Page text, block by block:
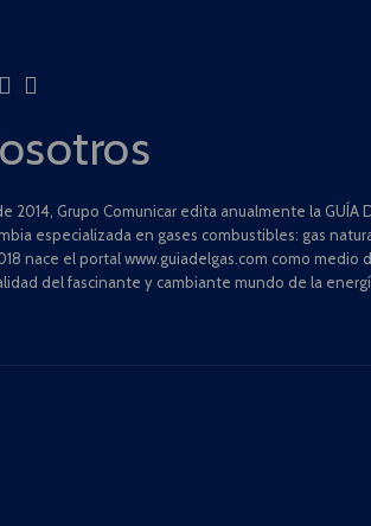
2014, Grupo Comunicar edita anualmente la GUÍA
especializada en gases combustibles: gas
nace el portal www.guiadelgas.com como medio
del fascinante y cambiante mundo de la